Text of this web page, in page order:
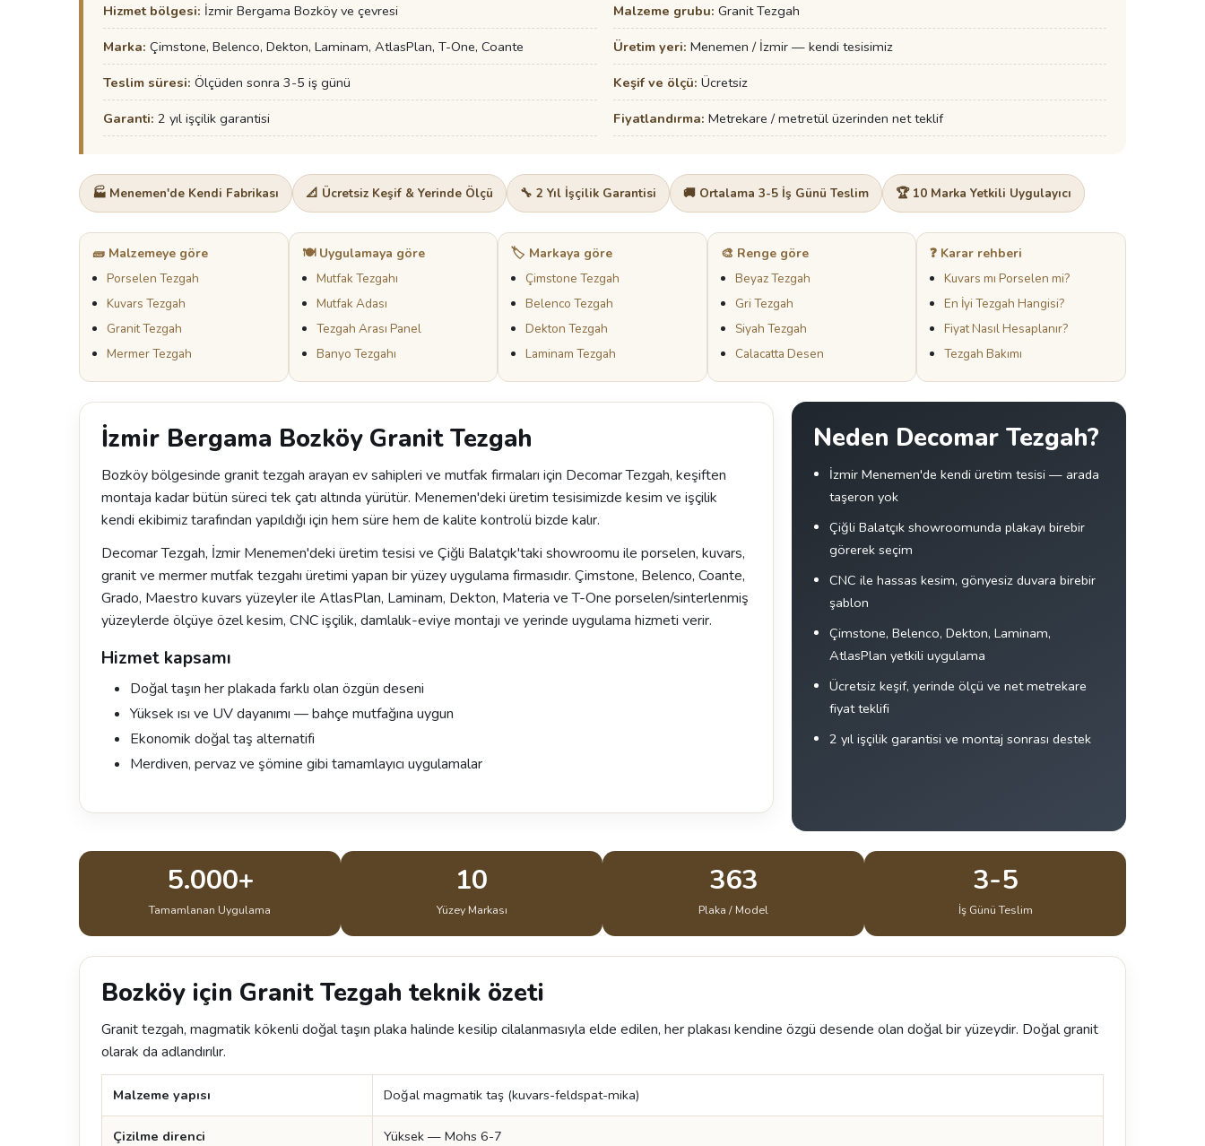
Hizmet bölgesi: İzmir Bergama Bozköy ve çevresi Malzeme grubu: Granit Tezgah
Marka: Çimstone, Belenco, Dekton, Laminam, AtlasPlan, T-One, Coante Üretim yeri: Menemen / İzmir — kendi tesisimiz
Teslim süresi: Ölçüden sonra 3-5 iş günü Keşif ve ölçü: Ücretsiz
Garanti: 2 yıl işçilik garantisi Fiyatlandırma: Metrekare / metretül üzerinden net teklif
🏭 Menemen'de Kendi Fabrikası 📐 Ücretsiz Keşif & Yerinde Ölçü 🔧 2 Yıl İşçilik Garantisi 🚚 Ortalama 3-5 İş Günü Teslim 🏆 10 Marka Yetkili Uygulayıcı
🧱 Malzemeye göre
Porselen Tezgah
Kuvars Tezgah
Granit Tezgah
Mermer Tezgah
🍽️ Uygulamaya göre
Mutfak Tezgahı
Mutfak Adası
Tezgah Arası Panel
Banyo Tezgahı
🏷️ Markaya göre
Çimstone Tezgah
Belenco Tezgah
Dekton Tezgah
Laminam Tezgah
🎨 Renge göre
Beyaz Tezgah
Gri Tezgah
Siyah Tezgah
Calacatta Desen
❓ Karar rehberi
Kuvars mı Porselen mi?
En İyi Tezgah Hangisi?
Fiyat Nasıl Hesaplanır?
Tezgah Bakımı
İzmir Bergama Bozköy Granit Tezgah
Bozköy bölgesinde granit tezgah arayan ev sahipleri ve mutfak firmaları için Decomar Tezgah, keşiften
montaja kadar bütün süreci tek çatı altında yürütür. Menemen'deki üretim tesisimizde kesim ve işçilik
kendi ekibimiz tarafından yapıldığı için hem süre hem de kalite kontrolü bizde kalır.
Decomar Tezgah, İzmir Menemen'deki üretim tesisi ve Çiğli Balatçık'taki showroomu ile porselen, kuvars,
granit ve mermer mutfak tezgahı üretimi yapan bir yüzey uygulama firmasıdır. Çimstone, Belenco, Coante,
Grado, Maestro kuvars yüzeyler ile AtlasPlan, Laminam, Dekton, Materia ve T-One porselen/sinterlenmiş
yüzeylerde ölçüye özel kesim, CNC işçilik, damlalık-eviye montajı ve yerinde uygulama hizmeti verir.
Hizmet kapsamı
Doğal taşın her plakada farklı olan özgün deseni
Yüksek ısı ve UV dayanımı — bahçe mutfağına uygun
Ekonomik doğal taş alternatifi
Merdiven, pervaz ve şömine gibi tamamlayıcı uygulamalar
Neden Decomar Tezgah?
İzmir Menemen'de kendi üretim tesisi — arada
taşeron yok
Çiğli Balatçık showroomunda plakayı birebir
görerek seçim
CNC ile hassas kesim, gönyesiz duvara birebir
şablon
Çimstone, Belenco, Dekton, Laminam,
AtlasPlan yetkili uygulama
Ücretsiz keşif, yerinde ölçü ve net metrekare
fiyat teklifi
2 yıl işçilik garantisi ve montaj sonrası destek
5.000+
Tamamlanan Uygulama
10
Yüzey Markası
363
Plaka / Model
3-5
İş Günü Teslim
Bozköy için Granit Tezgah teknik özeti
Granit tezgah, magmatik kökenli doğal taşın plaka halinde kesilip cilalanmasıyla elde edilen, her plakası kendine özgü desende olan doğal bir yüzeydir. Doğal granit
olarak da adlandırılır.
Malzeme yapısı Doğal magmatik taş (kuvars-feldspat-mika)
Çizilme direnci Yüksek — Mohs 6-7